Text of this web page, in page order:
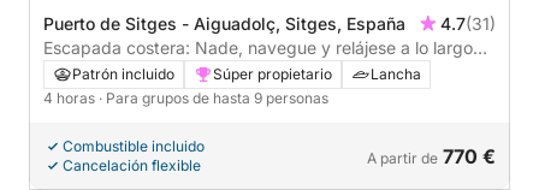
Puerto de Sitges - Aiguadolç, Sitges, España 4.7(31)
Escapada costera: Nade, navegue y relájese a lo largo
de la costa de Garraf.
Patrón incluido Súper propietario
Lancha
4 horas · Para grupos de hasta 9 personas
Combustible incluido
Cancelación flexible
A partir de 770 €